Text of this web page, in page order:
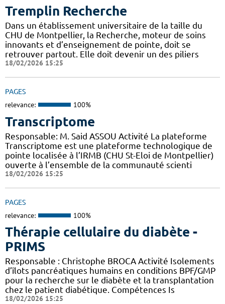
Tremplin Recherche
Dans un établissement universitaire de la taille du
CHU de Montpellier, la Recherche, moteur de soins
innovants et d’enseignement de pointe, doit se
retrouver partout. Elle doit devenir un des piliers
18/02/2026 15:25
PAGES
relevance: 100%
Transcriptome
Responsable: M. Said ASSOU Activité La plateforme
Transcriptome est une plateforme technologique de
pointe localisée à l’IRMB (CHU St-Eloi de Montpellier)
ouverte à l’ensemble de la communauté scienti
18/02/2026 15:25
PAGES
relevance: 100%
Thérapie cellulaire du diabète -
PRIMS
Responsable : Christophe BROCA Activité Isolements
d’îlots pancréatiques humains en conditions BPF/GMP
pour la recherche sur le diabète et la transplantation
chez le patient diabétique. Compétences Is
18/02/2026 15:25